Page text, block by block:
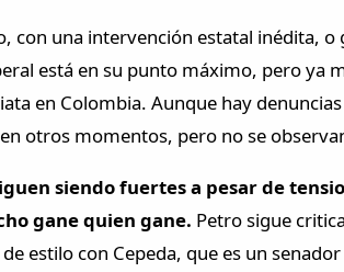
con una intervención estatal inédita,
está en su punto máximo, pero ya
en Colombia. Aunque hay
otros momentos, pero no se
siendo fuertes a pesar de
gane quien gane. Petro sigue
estilo con Cepeda, que es un